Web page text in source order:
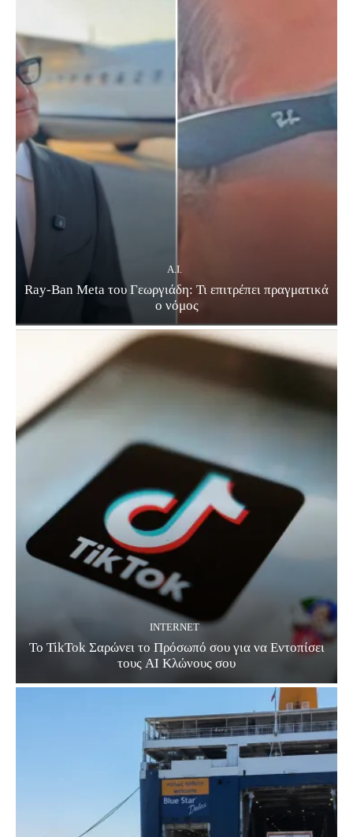
A.I.
Ray-Ban Meta του Γεωργιάδη: Τι επιτρέπει πραγματικά
ο νόμος
INTERNET
Το TikTok Σαρώνει το Πρόσωπό σου για να Εντοπίσει
τους AI Κλώνους σου